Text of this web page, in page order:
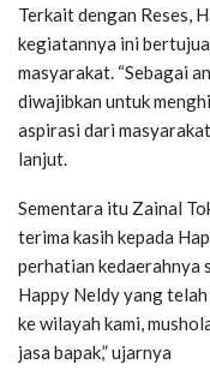
Terkait dengan Reses,
kegiatannya ini
masyarakat. “Sebagai
diwajibkan untuk
aspirasi dari
lanjut.
Sementara itu Zainal
terima kasih kepada
perhatian kedaerahnya
Happy Neldy yang
ke wilayah kami,
jasa bapak,” ujarnya